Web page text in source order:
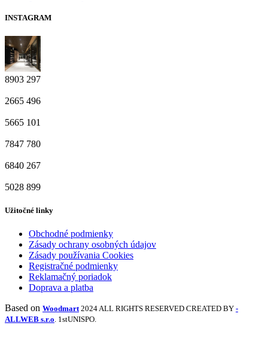
INSTAGRAM
8903 297
2665 496
5665 101
7847 780
6840 267
5028 899
Užitočné linky
Obchodné podmienky
Zásady ochrany osobných údajov
Zásady používania Cookies
Registračné podmienky
Reklamačný poriadok
Doprava a platba
Based on Woodmart 2024 ALL RIGHTS RESERVED CREATED BY -
ALLWEB s.r.o. 1stUNISPO.